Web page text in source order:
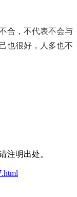
合，不代表不会与
也很好，人多也不
注明出处。